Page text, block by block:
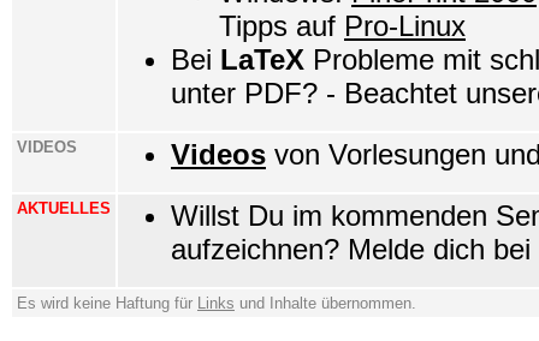
Tipps auf Pro-Linux
Bei LaTeX Probleme mit
unter PDF? - Beachtet
VIDEOS Videos von Vorlesungen
AKTUELLES
Willst Du im kommenden
aufzeichnen? Melde dich
Es wird keine Haftung für Links und Inhalte übernommen.